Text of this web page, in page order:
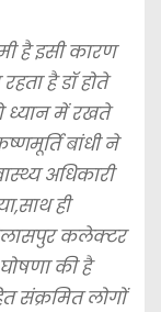
है इसी कारण
है डॉ होते
ध्यान में रखते
बांधी ने
अधिकारी
ही
कलेक्टर
की है
संक्रमित लोगों